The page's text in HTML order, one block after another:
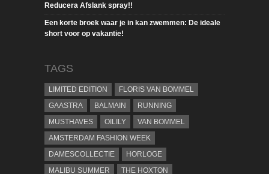
Reducera Afslank spray!!
Een korte broek waar je in kan zwemmen: De ideale
short voor op vakantie!
TAGS
LIMITED EDITION
FLORIS VAN BOMMEL
GAASTRA
BALMAIN
RUNNING
MUSTHAVES
OILILY
VAN BOMMEL
AMSTERDAM FASHION WEEK
DAMESCOLLECTIE
HORLOGE
MALIBU SUMMER
THE HOXTON